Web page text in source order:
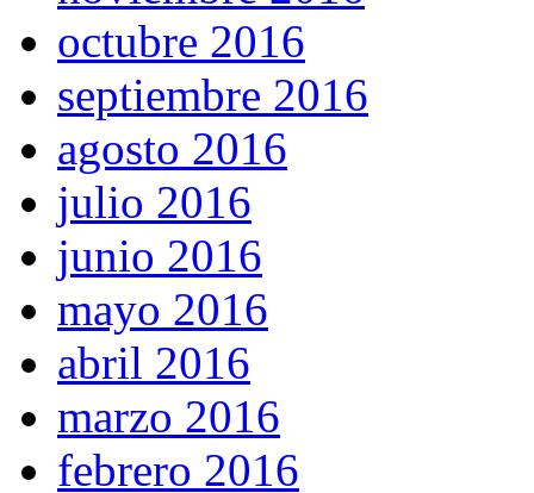
octubre 2016
septiembre 2016
agosto 2016
julio 2016
junio 2016
mayo 2016
abril 2016
marzo 2016
febrero 2016